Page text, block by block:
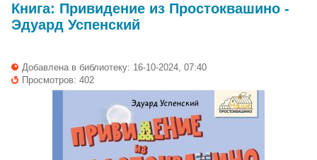
Книга: Привидение из Простоквашино -
Эдуард Успенский
Добавлена в библиотеку: 16-10-2024, 07:40
Просмотров: 402